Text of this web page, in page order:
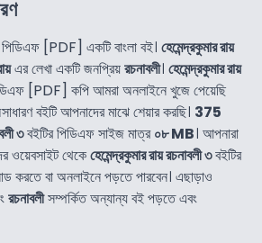
[PDF] একটি বাংলা বই। হেমেন্দ্রকুমার রায়
এর লেখা একটি জনপ্রিয়রচনাবলী। হেমেন্দ্রকুমার রায়
[PDF] কপি আমরা অনলাইনে খুজে পেয়েছি
বইটি আপনাদের মাঝে শেয়ার করছি। 375
৩বইটির পিডিএফ সাইজ মাত্র০৮ MB। আপনারা
ওয়েবসাইট থেকেহেমেন্দ্রকুমার রায় রচনাবলী ৩বইটির
করতে বা অনলাইনে পড়তে পারবেন। এছাড়াও
রচনাবলীসম্পর্কিত অন্যান্য বই পড়তে এবং